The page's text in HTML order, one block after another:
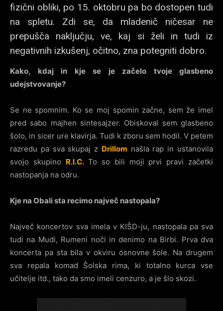
fizični obliki, po 15. oktobru pa bo dostopen tudi
na spletu. Zdi se, da mladenič ničesar ne
prepušča naključju, ve, kaj si želi in tudi iz
negativnih izkušenj, očitno, zna potegniti dobro.
Kako, kdaj in kje se je začelo tvoje glasbeno
udejstvovanje?
Se ne spomnim. Ko se moj spomin začne, sem že imel
pred sabo majhen sintesajzer. Obiskoval sem glasbeno
šolo, in sicer ure klavirja. Tudi k zboru sem hodil. V petem
razredu pa sva skupaj z Drillom našla rap in ustanovila
svojo skupino R.I.C.To so bili moji prvi pravi začetki
nastopanja na odru.
Kje na Obali sta recimo največ nastopala?
Največ koncertov sva imela v KIŠD-ju, nastopala pa sva
tudi na Mudi, Rumeni noči in denimo na Birbi. Prva dva
koncerta pa sta bila v okviru osnovne šole. Na drugem
sva repala komad Šolska rima, ki totalno kurca vse
učitelje itd., tako da smo imeli cenzuro, a je šlo skozi.